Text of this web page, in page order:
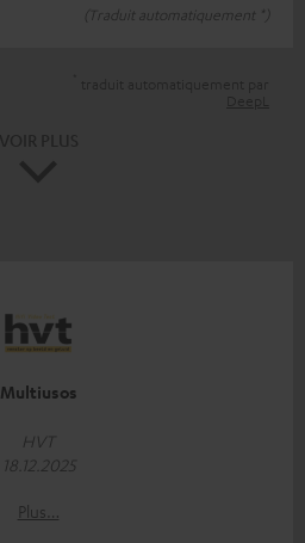
(Traduit automatiquement *)
Multiusos
HVT
18.12.2025
Plus…